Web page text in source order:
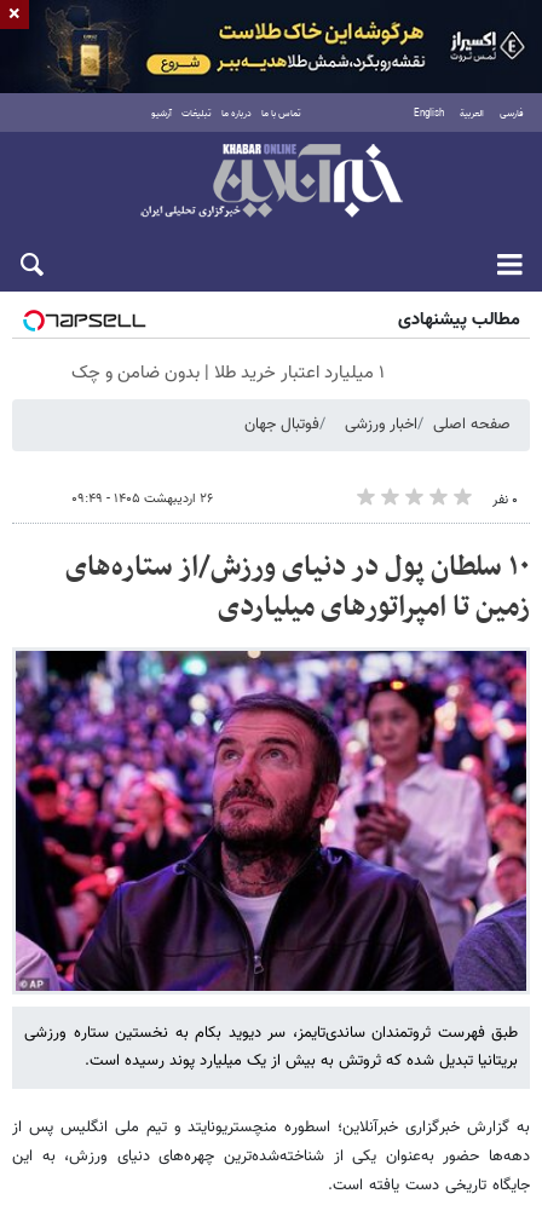
فارسی العربية English تماس با ما درباره ما تبلیغات آرشیو
شنبه ۱۷ مرداد ۱۴۰۵
مطالب پیشنهادی
۱ میلیارد اعتبار خرید طلا | بدون ضامن و چک
صفحه اصلی اخبار ورزشی فوتبال جهان
۰ نفر ۲۶ اردیبهشت ۱۴۰۵ - ۰۹:۴۹
۱۰ سلطان پول در دنیای ورزش/از ستاره‌های
زمین تا امپراتورهای میلیاردی
طبق فهرست ثروتمندان ساندی‌تایمز، سر دیوید بکام به نخستین ستاره ورزشی
بریتانیا تبدیل شده که ثروتش به بیش از یک میلیارد پوند رسیده است.
به گزارش خبرگزاری خبرآنلاین؛ اسطوره منچستریونایتد و تیم ملی انگلیس پس از
دهه‌ها حضور به‌عنوان یکی از شناخته‌شده‌ترین چهره‌های دنیای ورزش، به این
جایگاه تاریخی دست یافته است.
×